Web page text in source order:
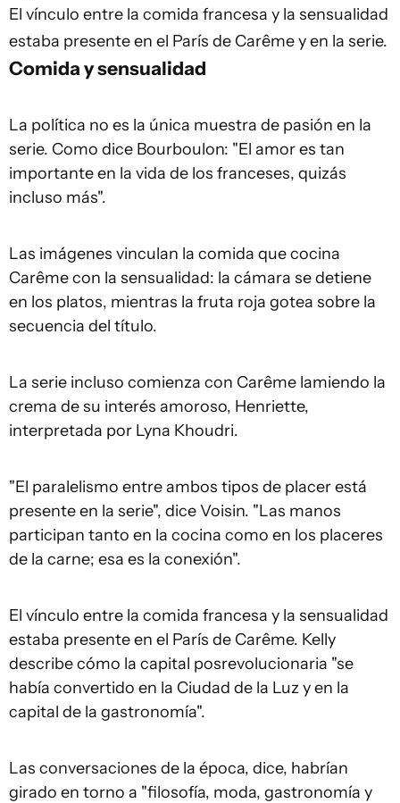
El vínculo entre la comida francesa y la sensualidad
estaba presente en el París de Carême y en la serie.
Comida y sensualidad
La política no es la única muestra de pasión en la
serie. Como dice Bourboulon: "El amor es tan
importante en la vida de los franceses, quizás
incluso más".
Las imágenes vinculan la comida que cocina
Carême con la sensualidad: la cámara se detiene
en los platos, mientras la fruta roja gotea sobre la
secuencia del título.
La serie incluso comienza con Carême lamiendo la
crema de su interés amoroso, Henriette,
interpretada por Lyna Khoudri.
"El paralelismo entre ambos tipos de placer está
presente en la serie", dice Voisin. "Las manos
participan tanto en la cocina como en los placeres
de la carne; esa es la conexión".
El vínculo entre la comida francesa y la sensualidad
estaba presente en el París de Carême. Kelly
describe cómo la capital posrevolucionaria "se
había convertido en la Ciudad de la Luz y en la
capital de la gastronomía".
Las conversaciones de la época, dice, habrían
girado en torno a "filosofía, moda, gastronomía y